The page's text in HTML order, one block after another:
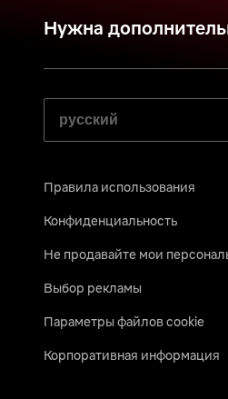
Нужна
ВЫБЕРИТЕ
Правила использования
Конфиденциальность
Не продавайте мои
Выбор рекламы
Параметры файлов cookie
Корпоративная информация